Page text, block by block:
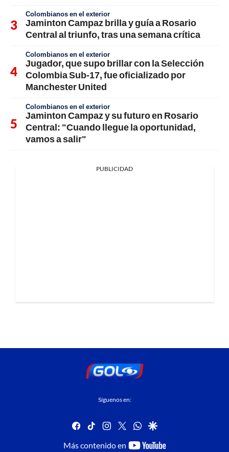
Colombianos en el exterior
Jaminton Campaz brilla y guía a Rosario
Central al triunfo, tras una semana crítica
Colombianos en el exterior
Jugador, que supo brillar con la Selección
Colombia Sub-17, fue oficializado por
Manchester United
Colombianos en el exterior
Jaminton Campaz y su futuro en Rosario
Central: "Cuando llegue la oportunidad,
vamos a salir"
PUBLICIDAD
Síguenos en:
facebook
tiktok instagram
twitterwhatsapp
google
Más contenido en
youtube-